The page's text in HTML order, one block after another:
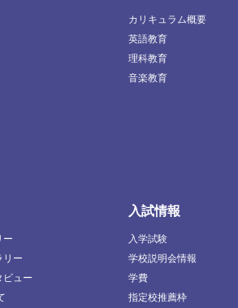
カリキュラム概要
英語教育
理科教育
音楽教育
ー
リー
ビュー
入試情報
入学試験
学校説明会情報
学費
指定校推薦枠